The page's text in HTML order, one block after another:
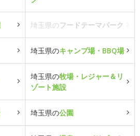
埼玉県のフードテーマパーク
埼玉県のキャンプ場・BBQ場
埼玉県の牧場・レジャー＆リ
ゾート施設
埼玉県の公園